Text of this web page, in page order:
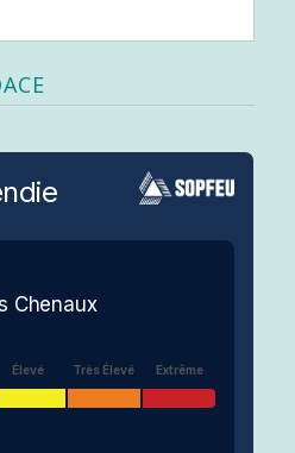
Chenaux
Élevé Très Élevé Extrême